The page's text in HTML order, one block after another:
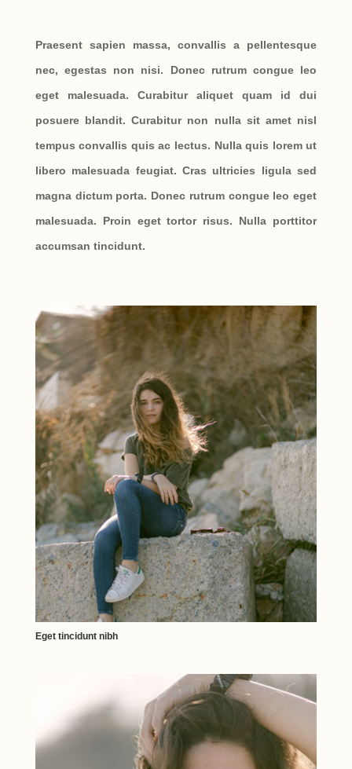
Praesent sapien massa, convallis a pellentesque
nec, egestas non nisi. Donec rutrum congue leo
eget malesuada. Curabitur aliquet quam id dui
posuere blandit. Curabitur non nulla sit amet nisl
tempus convallis quis ac lectus. Nulla quis lorem ut
libero malesuada feugiat. Cras ultricies ligula sed
magna dictum porta. Donec rutrum congue leo eget
malesuada. Proin eget tortor risus. Nulla porttitor
accumsan tincidunt.
Eget tincidunt nibh